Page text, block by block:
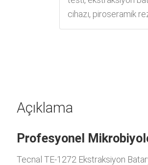
cihazı, piroseramik
Açıklama
Profesyonel
Tecnal TE-1272 Ekstraksiyon